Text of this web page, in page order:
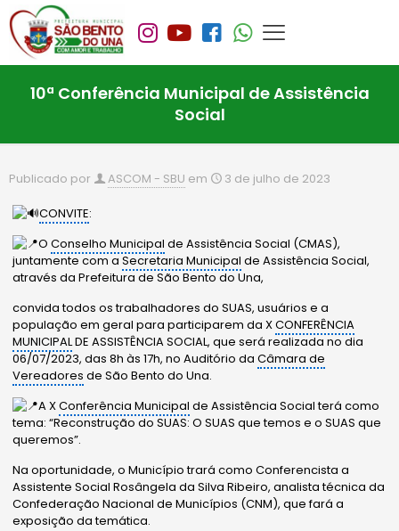
10ª Conferência Municipal de Assistência
Social
Publicado por ASCOM - SBU em 3 de julho de 2023
CONVITE:
OConselho Municipal de Assistência Social (CMAS),
juntamente com aSecretaria Municipal de Assistência Social,
através da Prefeitura de São Bento do Una,
convida todos os trabalhadores do SUAS, usuários e a
população em geral para participarem da XCONFERÊNCIA
MUNICIPALDE ASSISTÊNCIA SOCIAL, que será realizada no dia
06/07/2023, das 8h às 17h, no Auditório daCâmara de
Vereadores de São Bento do Una.
AXConferência Municipal de Assistência Social terá como
tema: “Reconstrução do SUAS: O SUAS que temos e o SUAS que
queremos”.
Na oportunidade, o Município trará como Conferencista a
Assistente Social Rosângela da Silva Ribeiro, analista técnica da
Confederação Nacional de Municípios (CNM), que fará a
exposição da temática.